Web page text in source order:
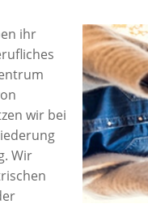
ihr
wir bei
Wir